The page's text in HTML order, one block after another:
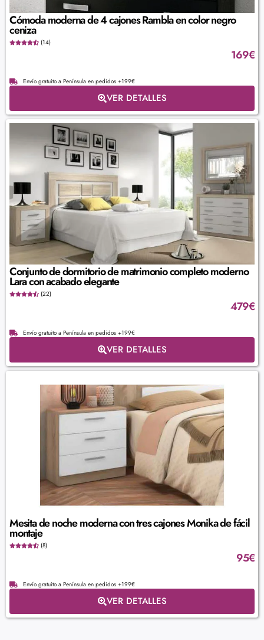
Cómoda moderna de 4 cajones Rambla en color negro
ceniza
(14)
169€
Envío gratuito a Península en pedidos +199€
VER DETALLES
Conjunto de dormitorio de matrimonio completo moderno
Lara con acabado elegante
(22)
479€
Envío gratuito a Península en pedidos +199€
VER DETALLES
Mesita de noche moderna con tres cajones Monika de fácil
montaje
(8)
95€
Envío gratuito a Península en pedidos +199€
VER DETALLES